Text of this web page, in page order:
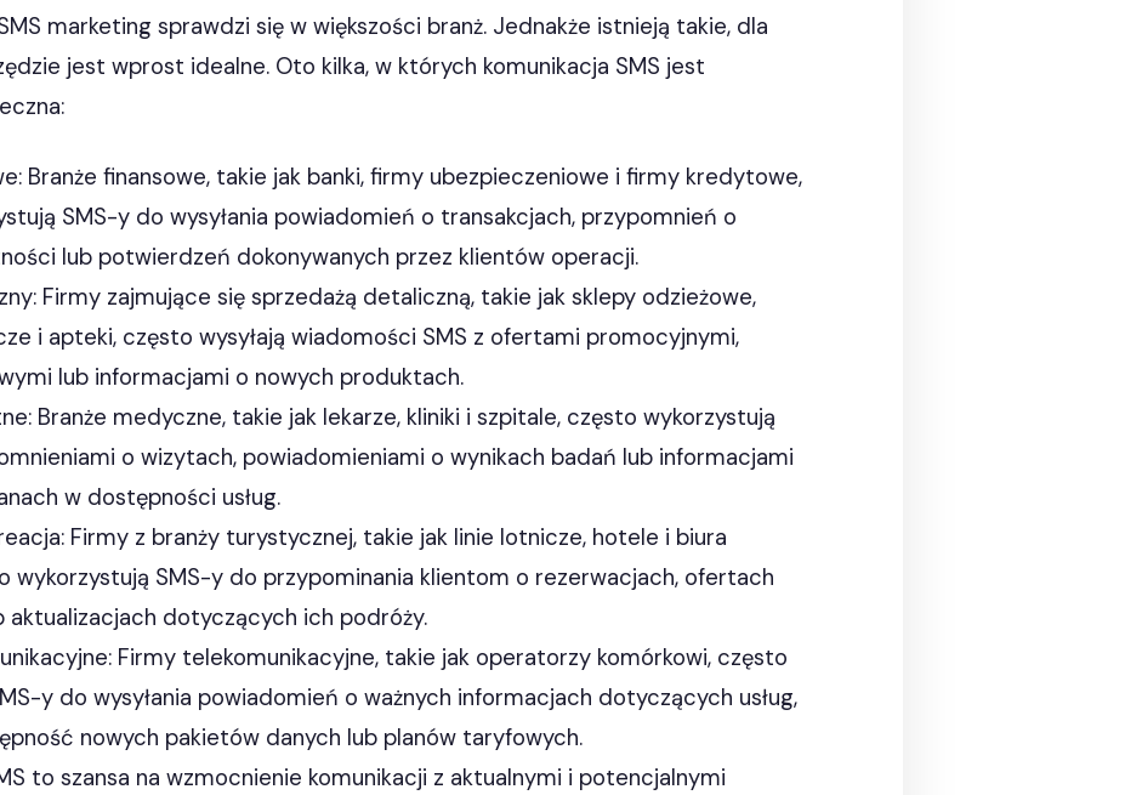
marketing sprawdzi się w większości branż. Jednakże istnieją takie, dla
jest wprost idealne. Oto kilka, w których komunikacja SMS jest
Branże finansowe, takie jak banki, firmy ubezpieczeniowe i firmy kredytowe,
SMS-y do wysyłania powiadomień o transakcjach, przypomnień o
lub potwierdzeń dokonywanych przez klientów operacji.
Firmy zajmujące się sprzedażą detaliczną, takie jak sklepy odzieżowe,
i apteki, często wysyłają wiadomości SMS z ofertami promocyjnymi,
lub informacjami o nowych produktach.
Branże medyczne, takie jak lekarze, kliniki i szpitale, często wykorzystują
o wizytach, powiadomieniami o wynikach badań lub informacjami
w dostępności usług.
Firmy z branży turystycznej, takie jak linie lotnicze, hotele i biura
wykorzystują SMS-y do przypominania klientom o rezerwacjach, ofertach
aktualizacjach dotyczących ich podróży.
Firmy telekomunikacyjne, takie jak operatorzy komórkowi, często
y do wysyłania powiadomień o ważnych informacjach dotyczących usług,
nowych pakietów danych lub planów taryfowych.
to szansa na wzmocnienie komunikacji z aktualnymi i potencjalnymi